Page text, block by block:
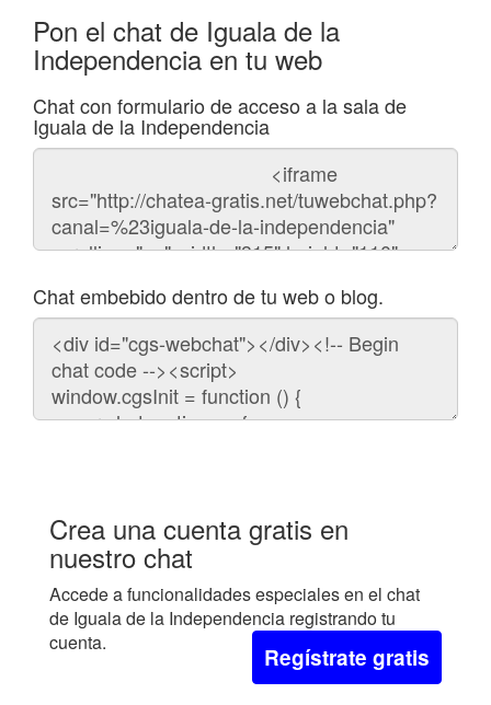
Pon el chat de Iguala de la
Independencia en tu web
Chat con formulario de acceso a la sala de
Iguala de la Independencia
Código
chat
Chat embebido dentro de tu web o blog.
Código
para
embeber
chat
Crea una cuenta gratis en
nuestro chat
Accede a funcionalidades especiales en el chat
de Iguala de la Independencia registrando tu
cuenta.
Regístrate gratis